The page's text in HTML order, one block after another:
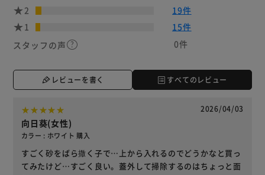
2
19件
1
15件
スタッフの声
0件
レビューを書く すべてのレビュー
2026/04/03
向日葵(女性)
カラー : ホワイト 購入
すごく砂をばら撒く子で…上から入れるのでどうかなと買っ
てみたけど…すごく良い。蓋外して掃除するのはちょっと面